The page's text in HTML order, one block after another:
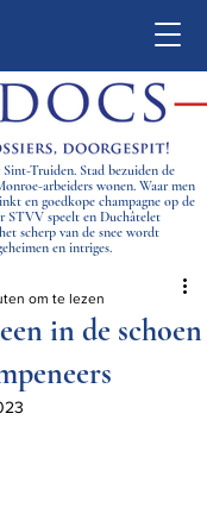
Truiden. Stad bezuiden de
arbeiders wonen. Waar men
en goedkope champagne op de
STVV speelt en Duchâtelet
scherp van de snee wordt
en intriges.
in de schoen
om te lezen